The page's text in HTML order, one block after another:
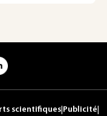
scientifiques Publicité